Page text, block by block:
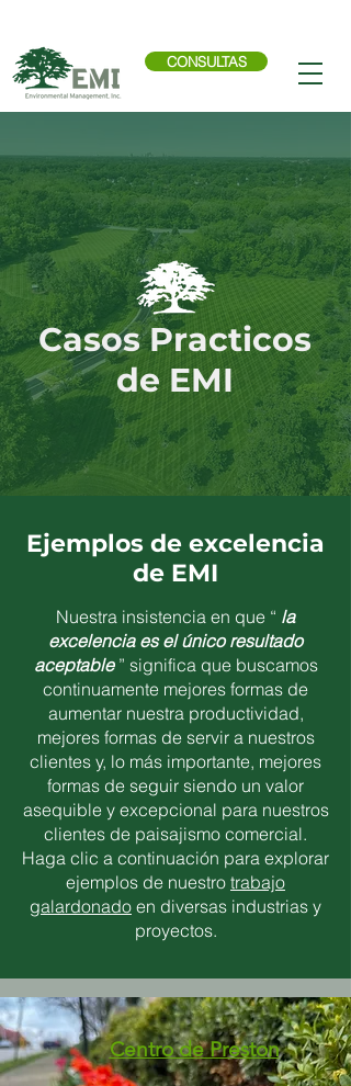
CONSULTAS
Casos Practicos
de EMI
Ejemplos de excelencia
de EMI
Nuestra insistencia en que “ la
excelencia es el único resultado
aceptable” significa que buscamos
continuamente mejores formas de
aumentar nuestra productividad,
mejores formas de servir a nuestros
clientes y, lo más importante, mejores
formas de seguir siendo un valor
asequible y excepcional para nuestros
clientes de paisajismo comercial.
Haga clic a continuación para explorar
ejemplos de nuestro trabajo
galardonado en diversas industrias y
proyectos.
Centro de Preston